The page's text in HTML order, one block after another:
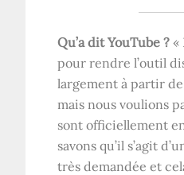
Qu’a dit YouTube ? «
pour rendre l’outil
largement à partir
mais nous voulions
sont officiellement
savons qu’il s’agit
très demandée et